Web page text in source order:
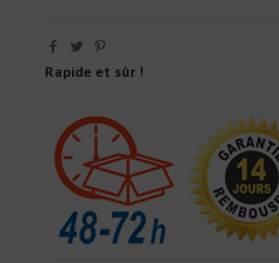
Rapide et sûr !